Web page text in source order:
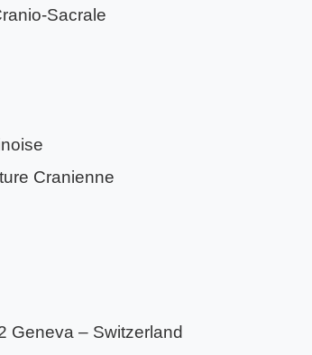
Sacrale
Cranienne
Geneva – Switzerland